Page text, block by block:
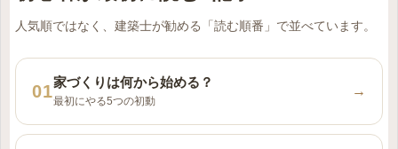
人気順ではなく、建築士が勧める「読む順番」で並べています。
家づくりは何から始める？
最初にやる5つの初動
→